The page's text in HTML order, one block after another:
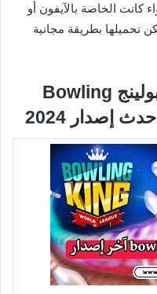
كانت الخاصة بالآيفون أو
تحميلها بطريقة مجانية
لعبة بولينج – تحميل لعبة بولينج Bowling